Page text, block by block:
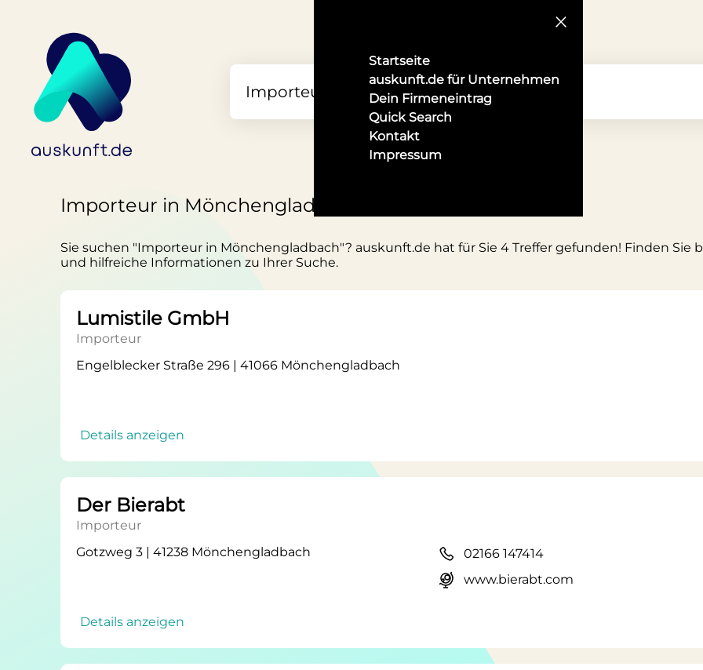
Startseite
auskunft.de für Unternehmen
Dein Firmeneintrag
Quick Search
Kontakt
Impressum
Importeur in Mönchengladbach
Sie suchen "Importeur in Mönchengladbach"? auskunft.de hat für Sie 4 Treffer gefunden! Finden Sie
und hilfreiche Informationen zu Ihrer Suche.
Lumistile GmbH
Importeur
Engelblecker Straße 296 | 41066 Mönchengladbach
Details anzeigen
Der Bierabt
Importeur
Gotzweg 3 | 41238 Mönchengladbach
Details anzeigen
02166 147414
www.bierabt.com